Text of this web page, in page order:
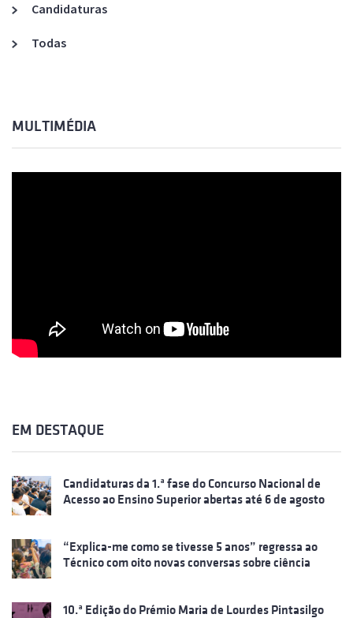
Candidaturas
Todas
MULTIMÉDIA
EM DESTAQUE
Candidaturas da 1.ª fase do Concurso Nacional de
Acesso ao Ensino Superior abertas até 6 de agosto
“Explica-me como se tivesse 5 anos” regressa ao
Técnico com oito novas conversas sobre ciência
10.ª Edição do Prémio Maria de Lourdes Pintasilgo